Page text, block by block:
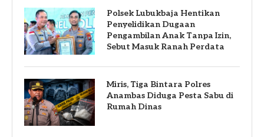
Polsek Lubukbaja Hentikan
Penyelidikan Dugaan
Pengambilan Anak Tanpa Izin,
Sebut Masuk Ranah Perdata
Miris, Tiga Bintara Polres
Anambas Diduga Pesta Sabu di
Rumah Dinas